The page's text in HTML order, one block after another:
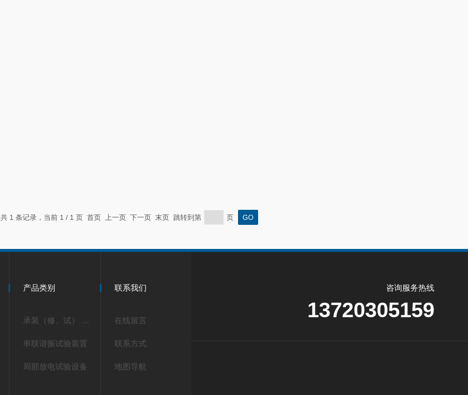
共 1 条记录，当前 1 / 1 页 首页 上一页 下一页 末页 跳转到第 页
产品类别
承装（修、试） 承试类仪器
串联谐振试验装置
局部放电试验设备
联系我们
在线留言
联系方式
地图导航
咨询服务热线
13720305159